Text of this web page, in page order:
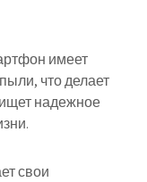
имеет
что делает
надежное
свои